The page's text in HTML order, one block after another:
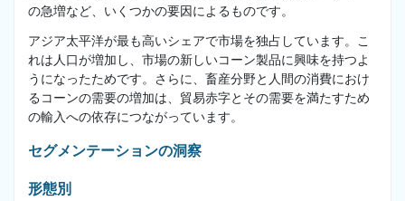
の急増など、いくつかの要因によるものです。
アジア太平洋が最も高いシェアで市場を独占しています。こ
れは人口が増加し、市場の新しいコーン製品に興味を持つよ
うになったためです。さらに、畜産分野と人間の消費におけ
るコーンの需要の増加は、貿易赤字とその需要を満たすため
の輸入への依存につながっています。
セグメンテーションの洞察
形態別